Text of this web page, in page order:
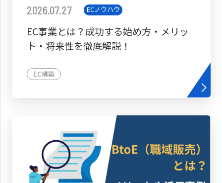
2026.07.27 ECノウハウ
EC事業とは？成功する始め方・メリッ
ト・将来性を徹底解説！
EC構築